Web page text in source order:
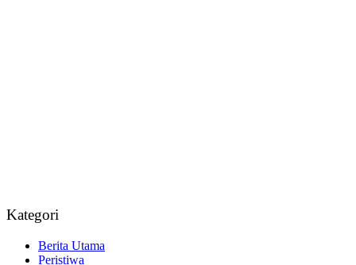
Kategori
Berita Utama
Peristiwa